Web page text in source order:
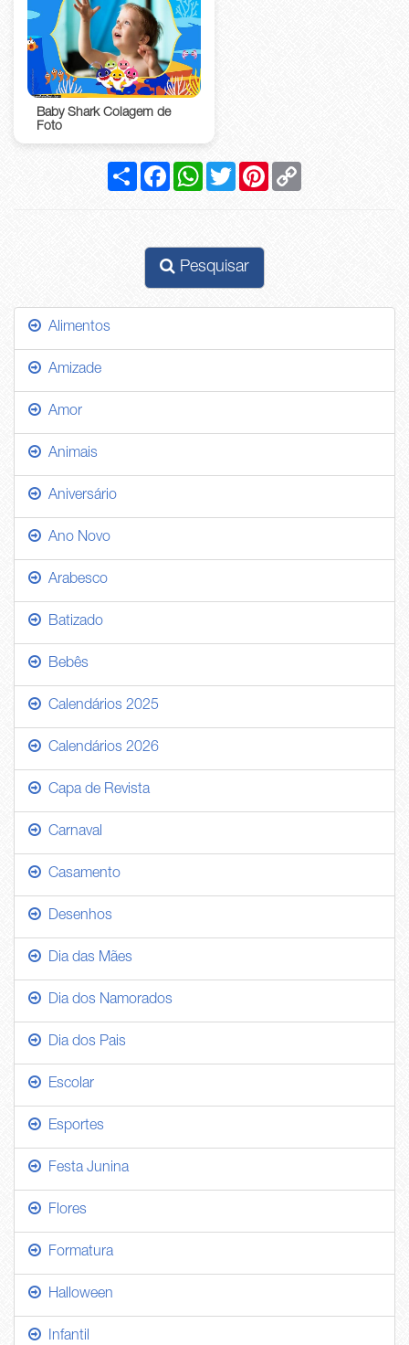
Baby Shark Colagem de
Foto
Compartilhar
FacebookWhatsApp
Twitter Pinterest
Pesquisar
Alimentos
Amizade
Amor
Animais
Aniversário
Ano Novo
Arabesco
Batizado
Bebês
Calendários 2025
Calendários 2026
Capa de Revista
Carnaval
Casamento
Desenhos
Dia das Mães
Dia dos Namorados
Dia dos Pais
Escolar
Esportes
Festa Junina
Flores
Formatura
Halloween
Infantil